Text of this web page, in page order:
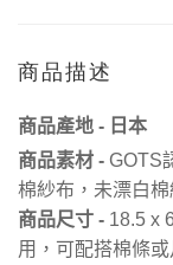
商品描述
商品產地 - 日本
商品素材 - GOTS
棉紗布，未漂白
商品尺寸 - 18.5 x
用，可配搭棉條